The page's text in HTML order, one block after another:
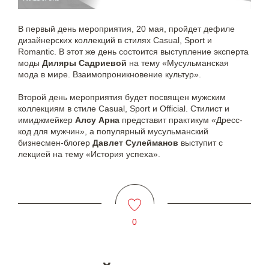
В первый день мероприятия, 20 мая, пройдет дефиле
дизайнерских коллекций в стилях Casual, Sport и
Romantic. В этот же день состоится выступление эксперта
моды Диляры Садриевой на тему «Мусульманская
мода в мире. Взаимопроникновение культур».
Второй день мероприятия будет посвящен мужским
коллекциям в стиле Casual, Sport и Official. Стилист и
имиджмейкер Алсу Арна представит практикум «Дресс-
код для мужчин», а популярный мусульманский
бизнесмен-блогер Давлет Сулейманов выступит с
лекцией на тему «История успеха».
0